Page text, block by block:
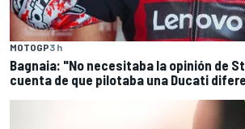
MOTOGP3 h
Bagnaia: "No necesitaba la opinión de
cuenta de que pilotaba una Ducati